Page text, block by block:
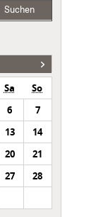
Suchen
Sa
So
6
7
13
14
20
21
27
28